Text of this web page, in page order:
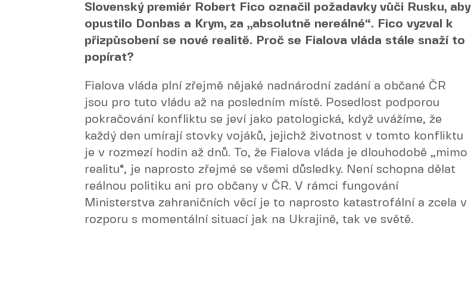
Slovenský premiér Robert Fico označil požadavky vůči Rusku, aby
opustilo Donbas a Krym, za „absolutně nereálné“. Fico vyzval k
přizpůsobení se nové realitě. Proč se Fialova vláda stále snaží to
popírat?
Fialova vláda plní zřejmě nějaké nadnárodní zadání a občané ČR
jsou pro tuto vládu až na posledním místě. Posedlost podporou
pokračování konfliktu se jeví jako patologická, když uvážíme, že
každý den umírají stovky vojáků, jejichž životnost v tomto konfliktu
je v rozmezí hodin až dnů. To, že Fialova vláda je dlouhodobě „mimo
realitu“, je naprosto zřejmé se všemi důsledky. Není schopna dělat
reálnou politiku ani pro občany v ČR. V rámci fungování
Ministerstva zahraničních věcí je to naprosto katastrofální a zcela v
rozporu s momentální situací jak na Ukrajině, tak ve světě.